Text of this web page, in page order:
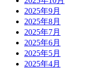
2025年9月
2025年8月
2025年7月
2025年6月
2025年5月
2025年4月